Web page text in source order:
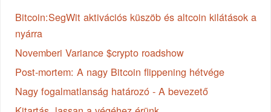
Bitcoin:SegWit aktivációs küszöb és altcoin kilátások a
nyárra
Novemberi Variance $crypto roadshow
Post-mortem: A nagy Bitcoin flippening hétvége
Nagy fogalmatlanság határozó - A bevezető